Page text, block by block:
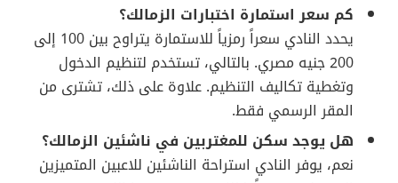
كم سعر استمارة اختبارات الزمالك؟
يحدد النادي سعراً رمزياً للاستمارة يتراوح بين 100 إلى
200 جنيه مصري. بالتالي، تستخدم لتنظيم الدخول
وتغطية تكاليف التنظيم. علاوة على ذلك، تشترى من
المقر الرسمي فقط.
هل يوجد سكن للمغتربين في ناشئين الزمالك؟
نعم، يوفر النادي استراحة الناشئين للاعبين المتميزين